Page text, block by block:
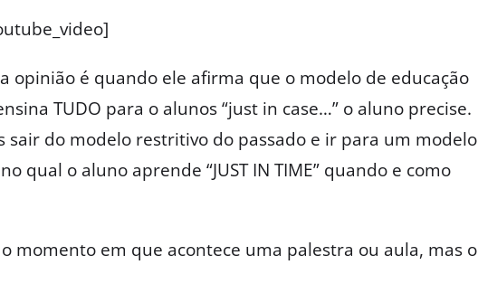
opinião é quando ele afirma que o modelo de educação
TUDO para o alunos “just in case…” o aluno precise.
sair do modelo restritivo do passado e ir para um modelo
no qual o aluno aprende “JUST IN TIME” quando e como
momento em que acontece uma palestra ou aula, mas o